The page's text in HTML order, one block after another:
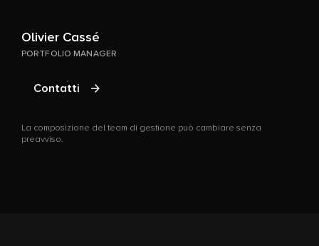
Olivier Cassé
PORTFOLIO MANAGER
Contatti
La composizione del team di gestione può cambiare senza
preavviso.